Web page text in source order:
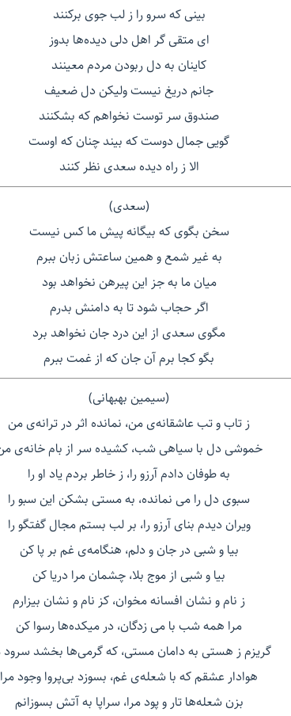
بینی که سرو را ز لب جوی برکنند
ای متقی گر اهل دلی دیده‌ها بدوز
کاینان به دل ربودن مردم معینند
جانم دریغ نیست ولیکن دل ضعیف
صندوق سر توست نخواهم که بشکنند
گویی جمال دوست که بیند چنان که اوست
الا ز راه دیده سعدی نظر کنند
(سعدی)
سخن بگوی که بیگانه پیش ما کس نیست
به غیر شمع و همین ساعتش زبان ببرم
میان ما به جز این پیرهن نخواهد بود
اگر حجاب شود تا به دامنش بدرم
مگوی سعدی از این درد جان نخواهد برد
بگو کجا برم آن جان که از غمت ببرم
(سیمین بهبهانی)
ز تاب و تب عاشقانه‌ی من، نمانده اثر در ترانه‌ی من
خموشی دل با سیاهی شب، کشیده سر از بام خانه‌ی
به طوفان دادم آرزو را، ز خاطر بردم یاد او را
سبوی دل را می نمانده، به مستی بشکن این سبو را
ویران دیدم بنای آرزو را، بر لب بستم مجال گفتگو را
بیا و شبی در جان و دلم، هنگامه‌ی غم بر پا کن
بیا و شبی از موج بلا، چشمان مرا دریا کن
ز نام و نشان افسانه مخوان، کز نام و نشان بیزارم
مرا همه شب با می زدگان، در میکده‌ها رسوا کن
گریزم ز هستی به دامان مستی، که گرمی‌ها بخشد سرود
هوادار عشقم که با شعله‌ی غم، بسوزد بی‌پروا وجود مرا
بزن شعله‌ها تار و پود مرا، سراپا به آتش بسوزانم